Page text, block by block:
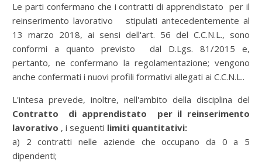
Le parti confermano che i contratti di apprendistato per il
reinserimento lavorativo stipulati antecedentemente al
13 marzo 2018, ai sensi dell'art. 56 del C.C.N.L., sono
conformi a quanto previsto dal D.Lgs. 81/2015 e,
pertanto, ne confermano la regolamentazione; vengono
anche confermati i nuovi profili formativi allegati ai C.C.N.L..
L'intesa prevede, inoltre, nell'ambito della disciplina del
Contratto di apprendistato per il reinserimento
lavorativo , i seguenti limiti quantitativi:
a) 2 contratti nelle aziende che occupano da 0 a 5
dipendenti;